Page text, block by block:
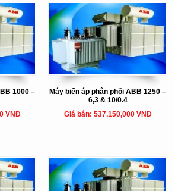
1000 –
VNĐ
Máy biến áp phân phối ABB 1250 –
6,3 & 10/0.4
Giá bán: 537,150,000 VNĐ